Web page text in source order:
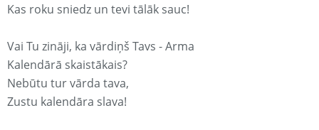
Kas roku sniedz un tevi tālāk sauc!
Vai Tu zināji, ka vārdiņš Tavs - Arma
Kalendārā skaistākais?
Nebūtu tur vārda tava,
Zustu kalendāra slava!